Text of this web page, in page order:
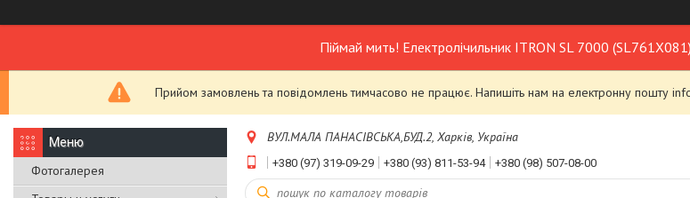
Піймай мить! Електролічильник ITRON SL 7000
Прийом замовлень та повідомлень тимчасово не працює. Напишіть нам на електронну пошту
Фотогалерея
ВУЛ.МАЛА ПАНАСІВСЬКА,БУД.2, Харків, Україна
+380 (97) 319-09-29 +380 (93) 811-53-94 +380 (98) 507-08-00